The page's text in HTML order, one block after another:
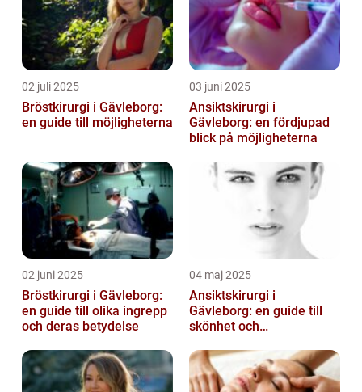
02 juli 2025
Bröstkirurgi i Gävleborg:
en guide till möjligheterna
03 juni 2025
Ansiktskirurgi i
Gävleborg: en fördjupad
blick på möjligheterna
02 juni 2025
Bröstkirurgi i Gävleborg:
en guide till olika ingrepp
och deras betydelse
04 maj 2025
Ansiktskirurgi i
Gävleborg: en guide till
skönhet och